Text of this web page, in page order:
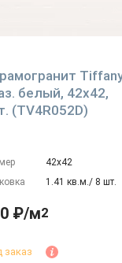
белый, 42x42,
(TV4R052D)
42х42
1.41 кв.м./ 8 шт.
₽/м2
заказ